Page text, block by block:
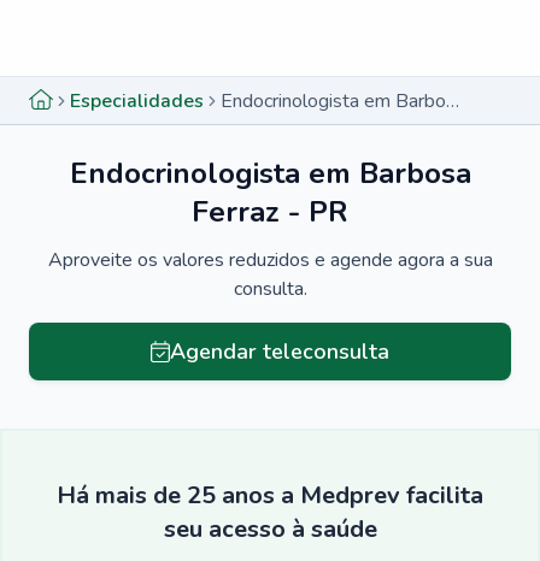
Especialidades Endocrinologista em Barbosa Ferraz - PR
Endocrinologista em Barbosa
Ferraz - PR
Aproveite os valores reduzidos e agende agora a sua
consulta.
Agendar teleconsulta
Há mais de 25 anos a Medprev facilita
seu acesso à saúde